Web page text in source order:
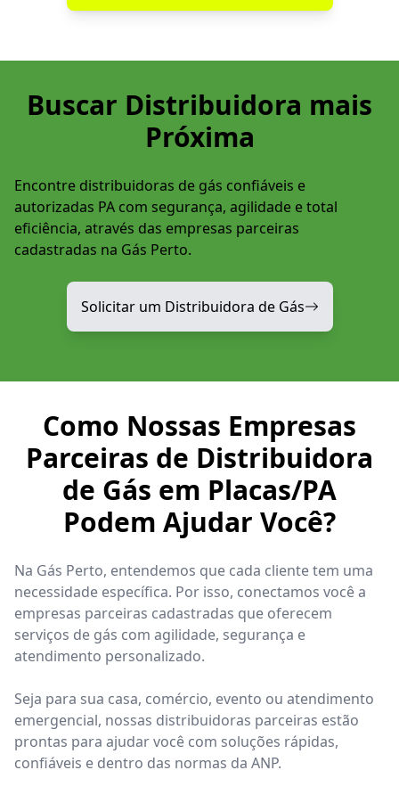
Buscar Distribuidora mais
Próxima
Encontre distribuidoras de gás confiáveis e
autorizadas PA com segurança, agilidade e total
eficiência, através das empresas parceiras
cadastradas na Gás Perto.
Solicitar um Distribuidora de Gás
Como Nossas Empresas
Parceiras de Distribuidora
de Gás em Placas/PA
Podem Ajudar Você?
Na Gás Perto, entendemos que cada cliente tem uma
necessidade específica. Por isso, conectamos você a
empresas parceiras cadastradas que oferecem
serviços de gás com agilidade, segurança e
atendimento personalizado.
Seja para sua casa, comércio, evento ou atendimento
emergencial, nossas distribuidoras parceiras estão
prontas para ajudar você com soluções rápidas,
confiáveis e dentro das normas da ANP.